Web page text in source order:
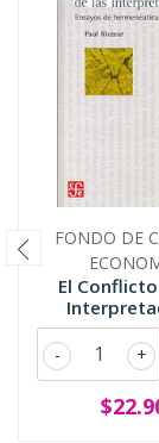
FONDO DE
El
+
-